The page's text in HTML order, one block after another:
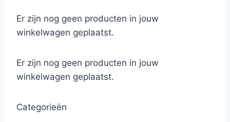
Er zijn nog geen producten in jouw
winkelwagen geplaatst.
Er zijn nog geen producten in jouw
winkelwagen geplaatst.
Categorieën